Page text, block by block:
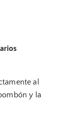
al
y la